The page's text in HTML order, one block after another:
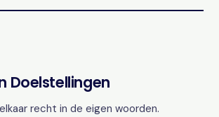
Doelstellingen
recht in de eigen woorden.